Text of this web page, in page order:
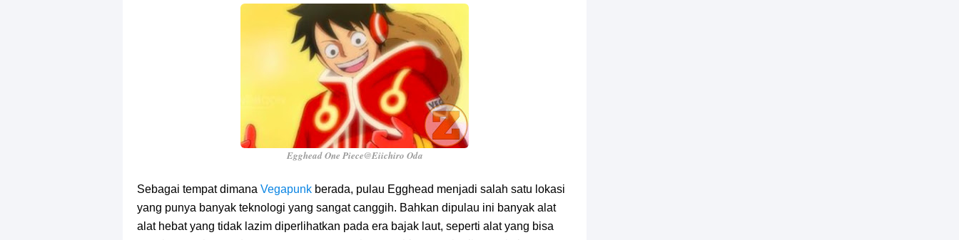
Egghead One Piece@Eiichiro Oda
Sebagai tempat dimana Vegapunk berada, pulau Egghead menjadi salah satu lokasi
yang punya banyak teknologi yang sangat canggih. Bahkan dipulau ini banyak alat
alat hebat yang tidak lazim diperlihatkan pada era bajak laut, seperti alat yang bisa